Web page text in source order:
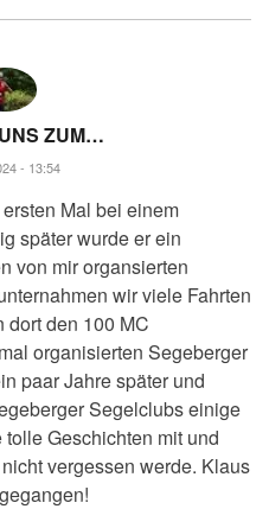
ZUM…
- 13:54
Mal bei einem
später wurde er ein
von mir organsierten
wir viele Fahrten
dort den 100 MC
organisierten Segeberger
paar Jahre später und
Segelclubs einige
Geschichten mit und
vergessen werde. Klaus
gegangen!